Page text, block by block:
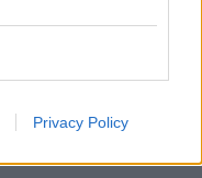
Privacy Policy
και δράσεις με